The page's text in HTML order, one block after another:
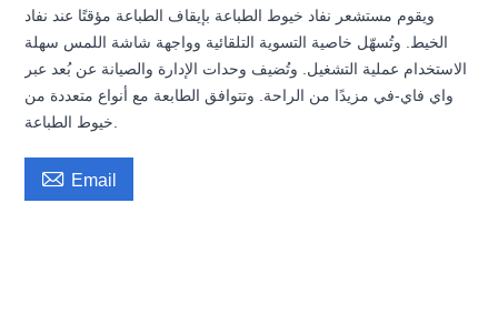
ويقوم مستشعر نفاد خيوط الطباعة بإيقاف الطباعة مؤقتًا عند نفاد
الخيط. وتُسهّل خاصية التسوية التلقائية وواجهة شاشة اللمس سهلة
الاستخدام عملية التشغيل. وتُضيف وحدات الإدارة والصيانة عن بُعد عبر
واي فاي-في مزيدًا من الراحة. وتتوافق الطابعة مع أنواع متعددة من
خيوط الطباعة.
 Email